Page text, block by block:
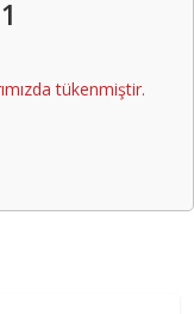
tükenmiştir.